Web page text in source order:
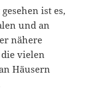
ist es,
und an
nähere
vielen
Häusern